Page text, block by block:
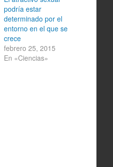
podría estar
determinado por el
entorno en el que se
crece
febrero 25, 2015
En «Ciencias»